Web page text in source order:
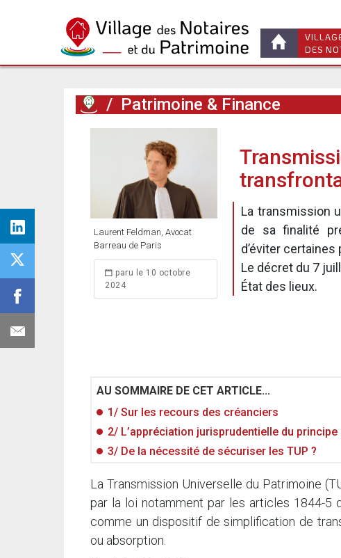
DES
/ Patrimoine & Finance
Laurent Feldman, Avocat
Barreau de Paris
paru le 10 octobre
2024
La transmission
de sa finalité
d’éviter
Le décret du 7
État des lieux.
AU SOMMAIRE DE CET ARTICLE...
1/ Sur les recours des créanciers
2/ L’appréciation jurisprudentielle du principe
3/ De la nécessité de sécuriser les TUP ?
La Transmission Universelle du Patrimoine
par la loi notamment par les articles 1844-5
comme un dispositif de simplification de
ou absorption.